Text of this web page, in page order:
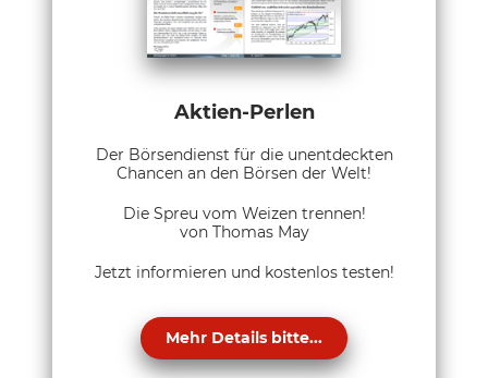
Aktien-Perlen
Der Börsendienst für die unentdeckten
Chancen an den Börsen der Welt!
Die Spreu vom Weizen trennen!
von Thomas May
Jetzt informieren und kostenlos testen!
Mehr Details bitte...